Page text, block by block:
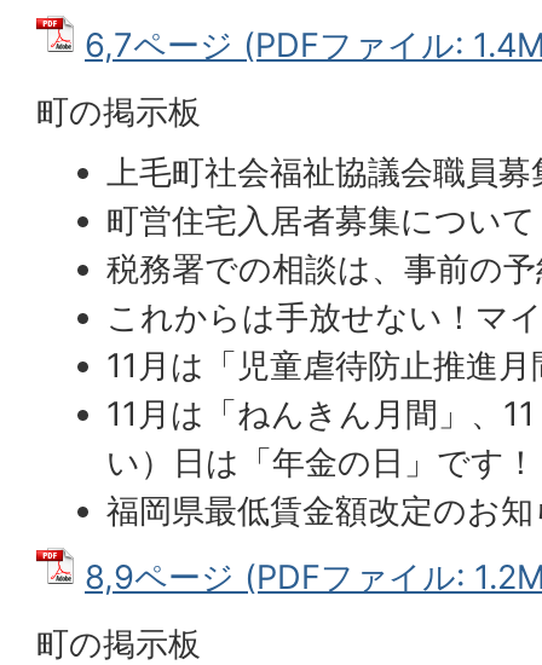
6,7ページ (PDFファイル:
町の掲示板
上毛町社会福祉協議会職員募
町営住宅入居者募集について
税務署での相談は、事前の
これからは手放せない！マ
11月は「児童虐待防止推進
11月は「ねんきん月間」、
い）日は「年金の日」です
福岡県最低賃金額改定のお
8,9ページ (PDFファイル:
町の掲示板